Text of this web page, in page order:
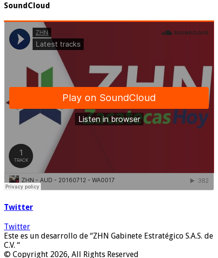
SoundCloud
Twitter
Twitter
Este es un desarrollo de “ZHN Gabinete Estratégico S.A.S. de
C.V. “
© Copyright 2026, All Rights Reserved